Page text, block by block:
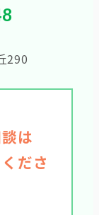
290
は
ださ